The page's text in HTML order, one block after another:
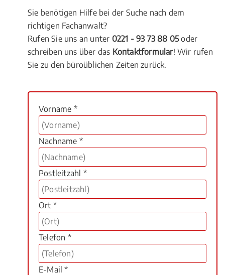
Sie benötigen Hilfe bei der Suche nach dem
richtigen Fachanwalt?
Rufen Sie uns an unter 0221 - 93 73 88 05oder
schreiben uns über das Kontaktformular! Wir rufen
Sie zu den büroüblichen Zeiten zurück.
Vorname *
Nachname *
Postleitzahl *
Ort *
Telefon *
E-Mail *